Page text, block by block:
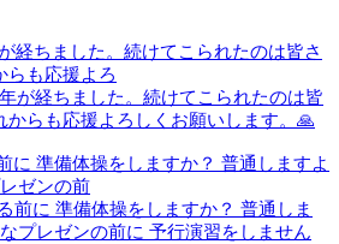
経ちました。続けてこられたのは皆さ
らも応援よろ
に 準備体操をしますか？ 普通しますよ
ゼンの前